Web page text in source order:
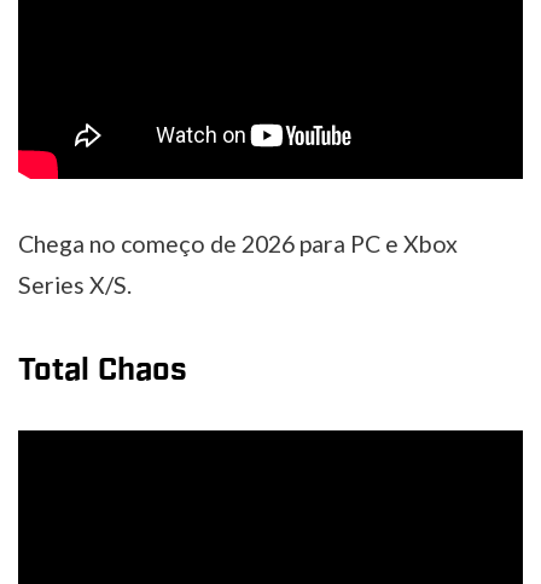
Chega no começo de 2026 para PC e Xbox
Series X/S.
Total Chaos